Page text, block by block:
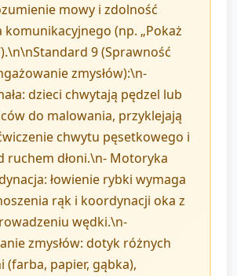
mowy i zdolność
komunikacyjnego (np. „Pokaż
9 (Sprawność
zmysłów):\n-
dzieci chwytają pędzel lub
do malowania, przyklejają
chwytu pęsetkowego i
ruchem dłoni.\n- Motoryka
łowienie rybki wymaga
rąk i koordynacji oka z
wędki.\n-
zmysłów: dotyk różnych
(farba, papier, gąbka),